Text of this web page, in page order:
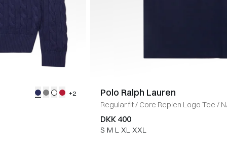
+2 Polo Ralph Lauren
Regular fit/ Core Replen Logo Tee /
DKK 400
S M L XL XXL